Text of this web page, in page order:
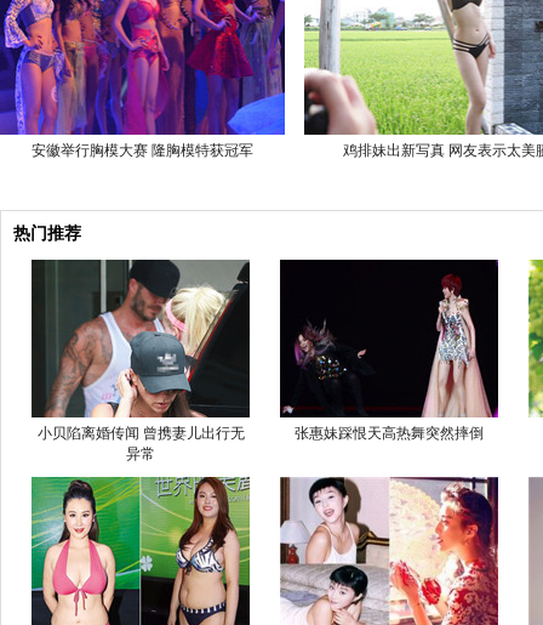
安徽举行胸模大赛 隆胸模特获冠军 鸡排妹出新写真 网友表示太美
热门推荐
小贝陷离婚传闻 曾携妻儿出行无
异常
张惠妹踩恨天高热舞突然摔倒